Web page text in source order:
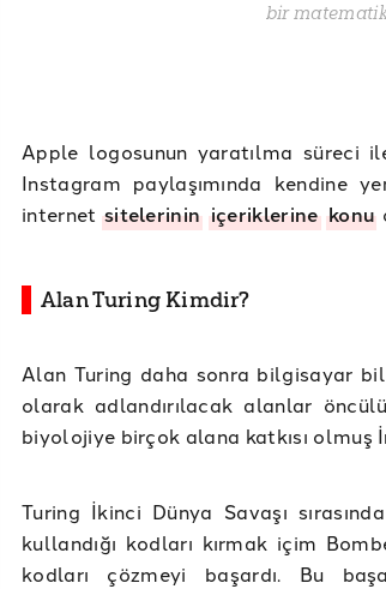
bir
Apple logosunun yaratılma süreci
Instagram paylaşımında kendine
internet sitelerinin içeriklerine konu
Alan Turing Kimdir?
Alan Turing daha sonra bilgisayar
olarak adlandırılacak alanlar
biyolojiye birçok alana katkısı olmuş
Turing İkinci Dünya Savaşı
kullandığı kodları kırmak içim
kodları çözmeyi başardı. Bu